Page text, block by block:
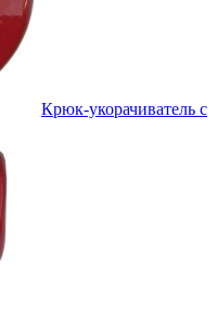
Крюк-укорачиватель с